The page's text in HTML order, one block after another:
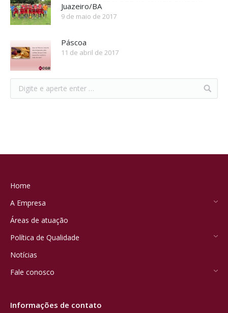
Juazeiro/BA
9 de maio de 2017
Páscoa
11 de abril de 2017
Home
A Empresa
Áreas de atuação
Política de Qualidade
Notícias
Fale conosco
Informações de contato